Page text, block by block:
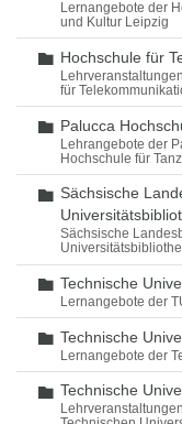
Lernangebote der
und Kultur Leipzig
Ordner
Hochschule für
für
Ordner
Palucca
Lehrangebote der
Hochschule für Tanz
Ordner
Sächsische
Sächsische
Ordner
Technische
Lernangebote der
Ordner
Technische
Lernangebote der
Ordner
Technische